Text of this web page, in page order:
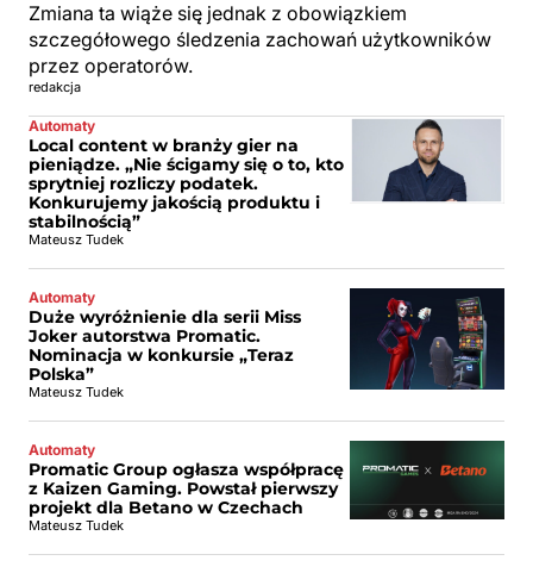
Zmiana ta wiąże się jednak z obowiązkiem
szczegółowego śledzenia zachowań użytkowników
przez operatorów.
redakcja
Automaty
Local content w branży gier na
pieniądze. „Nie ścigamy się o to, kto
sprytniej rozliczy podatek.
Konkurujemy jakością produktu i
stabilnością”
Mateusz Tudek
Automaty
Duże wyróżnienie dla serii Miss
Joker autorstwa Promatic.
Nominacja w konkursie „Teraz
Polska”
Mateusz Tudek
Automaty
Promatic Group ogłasza współpracę
z Kaizen Gaming. Powstał pierwszy
projekt dla Betano w Czechach
Mateusz Tudek